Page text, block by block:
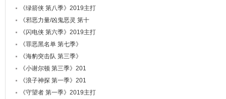
《绿箭侠 第八季》2019主打
《邪恶力量/凶鬼恶灵 第十
《闪电侠 第六季》2019主打
《罪恶黑名单 第七季》
《海豹突击队 第三季》
《小谢尔顿 第三季》201
《浪子神探 第一季》201
《守望者 第一季》2019主打